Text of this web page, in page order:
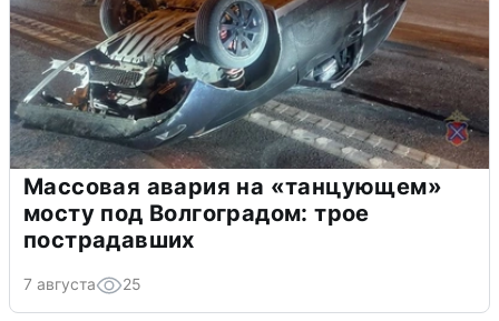
Массовая авария на «танцующем»
мосту под Волгоградом: трое
пострадавших
7 августа 25